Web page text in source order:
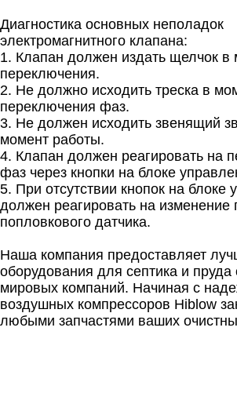
Диагностика основных неполадок
электромагнитного клапана:
1. Клапан должен издать щелчок в
переключения.
2. Не должно исходить треска в
переключения фаз.
3. Не должен исходить звенящий
момент работы.
4. Клапан должен реагировать на
фаз через кнопки на блоке
5. При отсутствии кнопок на блоке
должен реагировать на изменение
попловкового датчика.
Наша компания предоставляет
оборудования для септика и
мировых компаний. Начиная с
воздушных компрессоров Hiblow
любыми запчастями ваших